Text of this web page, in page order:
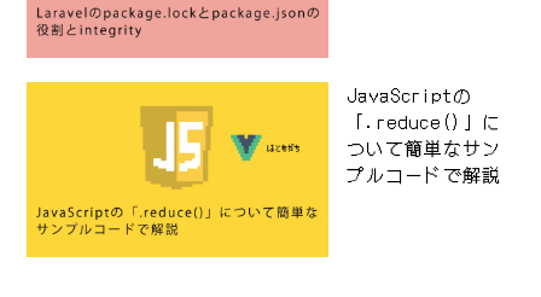
JavaScriptの
「.reduce()」に
ついて簡単なサン
プルコードで解説